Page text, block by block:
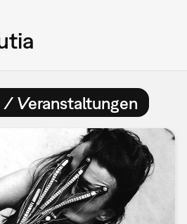
/ Veranstaltungen